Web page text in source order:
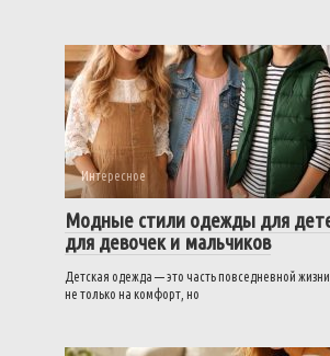
Интересное
Модные стили одежды для
для девочек и мальчиков
Детская одежда — это часть повседневной
не только на комфорт, но